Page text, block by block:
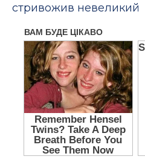
стривожив невеликий